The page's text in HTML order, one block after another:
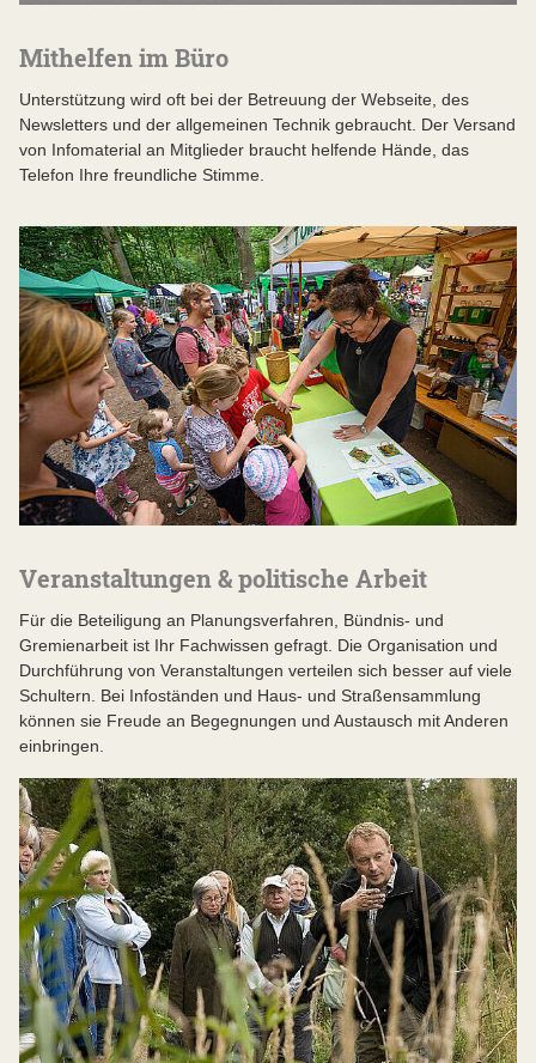
Mithelfen im Büro
Unterstützung wird oft bei der Betreuung der Webseite, des
Newsletters und der allgemeinen Technik gebraucht. Der Versand
von Infomaterial an Mitglieder braucht helfende Hände, das
Telefon Ihre freundliche Stimme.
Veranstaltungen & politische Arbeit
Für die Beteiligung an Planungsverfahren, Bündnis- und
Gremienarbeit ist Ihr Fachwissen gefragt. Die Organisation und
Durchführung von Veranstaltungen verteilen sich besser auf viele
Schultern. Bei Infoständen und Haus- und Straßensammlung
können sie Freude an Begegnungen und Austausch mit Anderen
einbringen.